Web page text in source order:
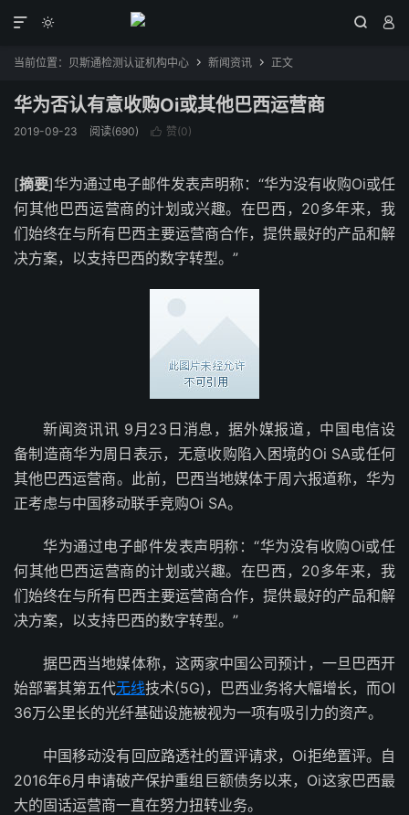
  

当前位置： 贝斯通检测认证机构中心  新闻资讯  正文
华为否认有意收购Oi或其他巴西运营商
2019-09-23 阅读(690)  赞(0)
[摘要]华为通过电子邮件发表声明称：“华为没有收购Oi或任
何其他巴西运营商的计划或兴趣。在巴西，20多年来，我
们始终在与所有巴西主要运营商合作，提供最好的产品和解
决方案，以支持巴西的数字转型。”
新闻资讯讯 9月23日消息，据外媒报道，中国电信设
备制造商华为周日表示，无意收购陷入困境的Oi SA或任何
其他巴西运营商。此前，巴西当地媒体于周六报道称，华为
正考虑与中国移动联手竞购Oi SA。
华为通过电子邮件发表声明称：“华为没有收购Oi或任
何其他巴西运营商的计划或兴趣。在巴西，20多年来，我
们始终在与所有巴西主要运营商合作，提供最好的产品和解
决方案，以支持巴西的数字转型。”
据巴西当地媒体称，这两家中国公司预计，一旦巴西开
始部署其第五代无线技术(5G)，巴西业务将大幅增长，而OI
36万公里长的光纤基础设施被视为一项有吸引力的资产。
中国移动没有回应路透社的置评请求，Oi拒绝置评。自
2016年6月申请破产保护重组巨额债务以来，Oi这家巴西最
大的固话运营商一直在努力扭转业务。